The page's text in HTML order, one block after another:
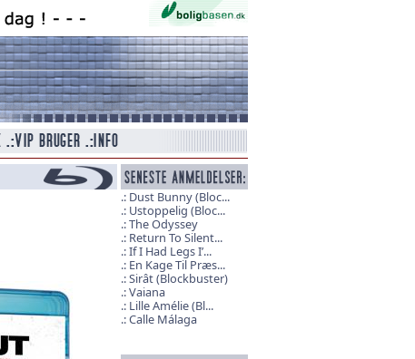
Dust Bunny (Bloc...
Ustoppelig (Bloc...
The Odyssey
Return To Silent...
If I Had Legs I’...
En Kage Til Præs...
Sirât (Blockbuster)
Vaiana
Lille Amélie (Bl...
Calle Málaga